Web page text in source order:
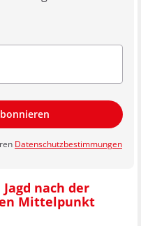
Datenschutzbestimmungen
nach der
Mittelpunkt